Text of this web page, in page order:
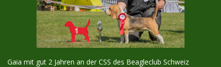
Gaia mit gut 2 Jahren an der CSS des Beagleclub Schweiz